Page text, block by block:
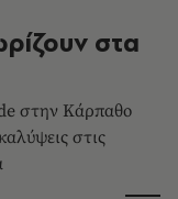
στα
στην Κάρπαθο
στις